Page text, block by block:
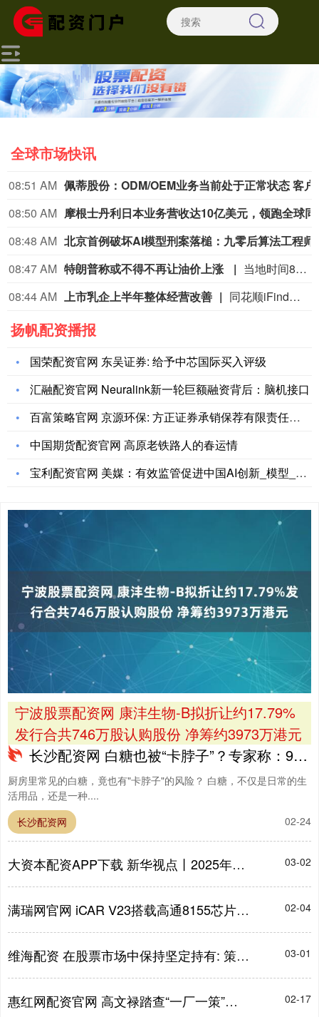
全球市场快讯
08:51 AM
08:50 AM
08:48 AM
08:47 AM 特朗普称或不得不再让油价上涨
当地时间8月5日，美国总统特朗普在拉斯维加斯一场活动上发表演讲时称，近期油价已下跌并在一定程度上趋于稳定，“我们或许得让它再涨上去”，但他“希望不必走到那一步”。特朗普没有进一步解释这句话的含义。美联社的分析指出，尽管特朗普一再保证与伊朗的战事即将结束，但油价通常还是会随着双方冲突再起而上涨。（ CCTV国际时讯 ）
08:44 AM 上市乳企上半年整体经营改善 同花顺iFind数据显示，截至8月5日，A股及H股市场共有8家上市乳企披露2026年上半年业绩预告，1家发布业绩快报。综合来看，上半年，在国内乳业整体经营压力持续的背景下，上游原奶企业在经历深度调整后率先迎来盈利拐点，下游加工端则在存量竞争中加速分化。
扬帆配资播报
国荣配资官网 东吴证券: 给予中芯国际买入评级
汇融配资官网 Neuralink新一轮巨额融资背后：脑机接口
百富策略官网 京源环保: 方正证券承销保荐有限责任公司关于江
中国期货配资官网 高原老铁路人的春运情
宝利配资官网 美媒：有效监管促进中国AI创新_模型_俞博士_
宁波股票配资网 康沣生物-B拟折让约17.79%
发行合共746万股认购股份 净筹约3973万港元
长沙配资网 白糖也被“卡脖子”？专家称：95%依赖国外进口，或对我们产生威胁
厨房里常见的白糖，竟也有"卡脖子"的风险？ 白糖，不仅是日常的生
活用品，还是一种....
02-24
长沙配资网
大资本配资APP下载 新华视点丨2025年国民经济和社会发展统计公报发布，哪些亮点值得关注？ 03-02
满瑞网官网 iCAR V23搭载高通8155芯片，15.4英寸大屏重构智能座舱体验！_设计_mm_户外装备 02-04
维海配资 在股票市场中保持坚定持有: 策略心态与投资方法 03-01
惠红网配资官网 高文禄踏查“一厂一策”提质增效等工程项目进展情况_施工_等项目_绿园区 02-17